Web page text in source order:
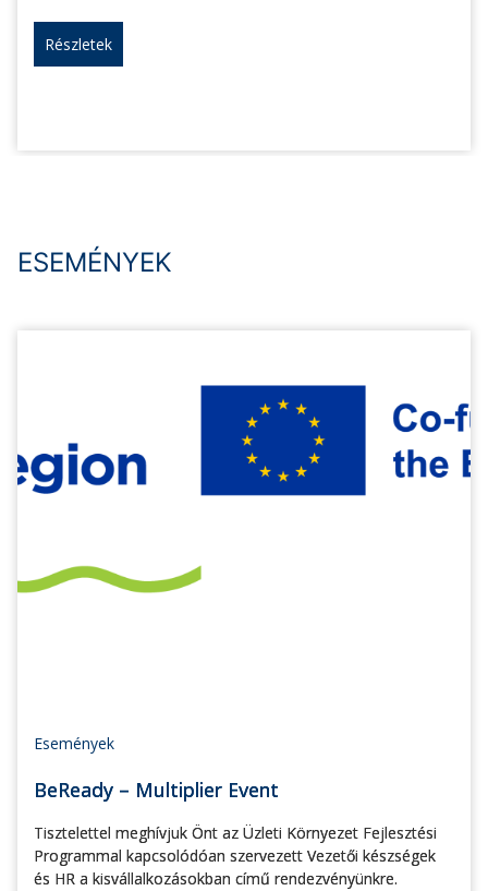
Részletek
ESEMÉNYEK
Események
BeReady – Multiplier Event
Tisztelettel meghívjuk Önt az Üzleti Környezet Fejlesztési
Programmal kapcsolódóan szervezett Vezetői készségek
és HR a kisvállalkozásokban című rendezvényünkre.